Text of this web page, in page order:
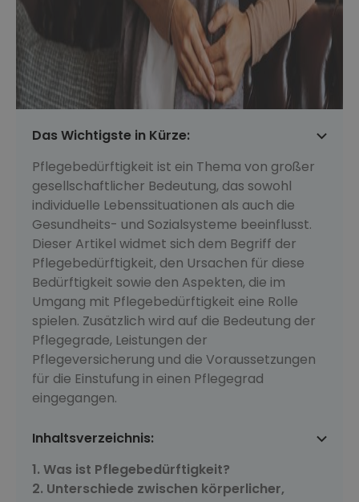
Das Wichtigste in Kürze:
Pflegebedürftigkeit ist ein Thema von großer
gesellschaftlicher Bedeutung, das sowohl
individuelle Lebenssituationen als auch die
Gesundheits- und Sozialsysteme beeinflusst.
Dieser Artikel widmet sich dem Begriff der
Pflegebedürftigkeit, den Ursachen für diese
Bedürftigkeit sowie den Aspekten, die im
Umgang mit Pflegebedürftigkeit eine Rolle
spielen. Zusätzlich wird auf die Bedeutung der
Pflegegrade, Leistungen der
Pflegeversicherung und die Voraussetzungen
für die Einstufung in einen Pflegegrad
eingegangen.
Inhaltsverzeichnis:
Was ist Pflegebedürftigkeit?
Unterschiede zwischen körperlicher,